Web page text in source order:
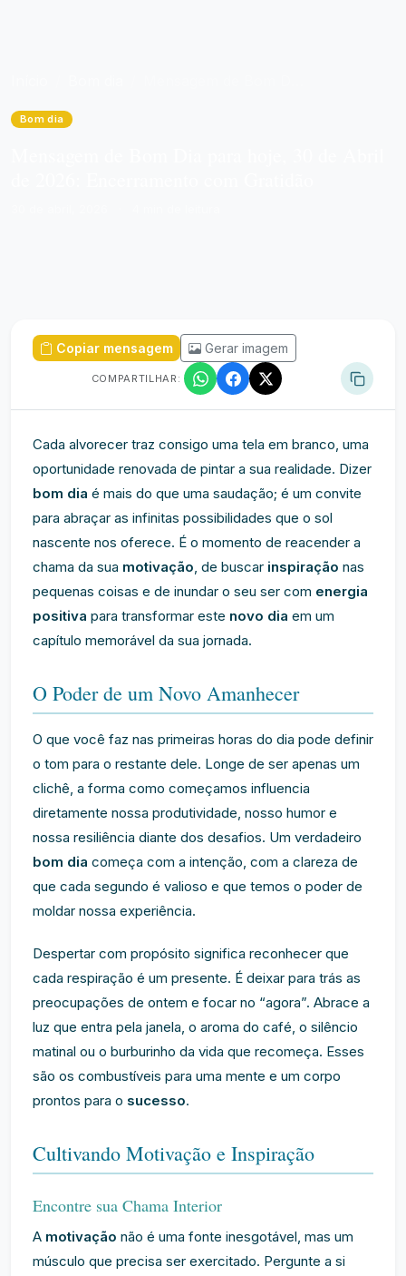
Bom dia
Copiar mensagem Gerar imagem
COMPARTILHAR:
Cada alvorecer traz consigo uma tela em branco, uma
oportunidade renovada de pintar a sua realidade. Dizer
bom dia é mais do que uma saudação; é um convite
para abraçar as infinitas possibilidades que o sol
nascente nos oferece. É o momento de reacender a
chama da sua motivação, de buscar inspiração nas
pequenas coisas e de inundar o seu ser com energia
positiva para transformar este novo dia em um
capítulo memorável da sua jornada.
O Poder de um Novo Amanhecer
O que você faz nas primeiras horas do dia pode definir
o tom para o restante dele. Longe de ser apenas um
clichê, a forma como começamos influencia
diretamente nossa produtividade, nosso humor e
nossa resiliência diante dos desafios. Um verdadeiro
bom dia começa com a intenção, com a clareza de
que cada segundo é valioso e que temos o poder de
moldar nossa experiência.
Despertar com propósito significa reconhecer que
cada respiração é um presente. É deixar para trás as
preocupações de ontem e focar no “agora”. Abrace a
luz que entra pela janela, o aroma do café, o silêncio
matinal ou o burburinho da vida que recomeça. Esses
são os combustíveis para uma mente e um corpo
prontos para o sucesso.
Cultivando Motivação e Inspiração
Encontre sua Chama Interior
A motivação não é uma fonte inesgotável, mas um
músculo que precisa ser exercitado. Pergunte a si